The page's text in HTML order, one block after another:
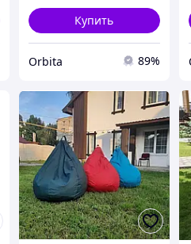
Купить
Orbita 89%